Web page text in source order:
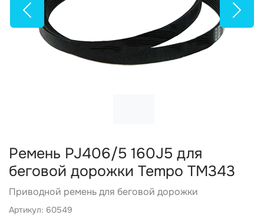
Ремень PJ406/5 160J5 для
беговой дорожки Tempo TM343
Приводной ремень для беговой дорожки
Артикул: 60549